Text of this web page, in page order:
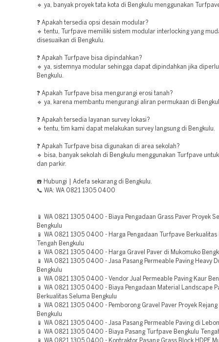
🔹 ya, banyak proyek tata kota di Bengkulu menggunakan
❓ Apakah tersedia opsi desain modular?
🔹 tentu, Turfpave memiliki sistem modular interlocking yang
disesuaikan di Bengkulu.
❓ Apakah Turfpave bisa dipindahkan?
🔹 ya, sistemnya modular sehingga dapat dipindahkan jika
Bengkulu.
❓ Apakah Turfpave bisa mengurangi erosi tanah?
🔹 ya, karena membantu mengurangi aliran permukaan di
❓ Apakah tersedia layanan survey lokasi?
🔹 tentu, tim kami dapat melakukan survey langsung di Bengkulu.
❓ Apakah Turfpave bisa digunakan di area sekolah?
🔹 bisa, banyak sekolah di Bengkulu menggunakan Turfpave
dan parkir.
☎️ Hubungi | Adefa sekarang di Bengkulu.
📞 WA: WA 0821 1305 0400
📱 WA 0821 1305 0400 - Biaya Pengadaan Grass Paver Proyek
Bengkulu
📱 WA 0821 1305 0400 - Harga Pengadaan Turfpave Berkualitas
Tengah Bengkulu
📱 WA 0821 1305 0400 - Harga Gravel Paver di Mukomuko
📱 WA 0821 1305 0400 - Jasa Pasang Permeable Paving Heavy
Bengkulu
📱 WA 0821 1305 0400 - Vendor Jual Permeable Paving Kaur
📱 WA 0821 1305 0400 - Biaya Pengadaan Material Landscape
Berkualitas Seluma Bengkulu
📱 WA 0821 1305 0400 - Pemborong Gravel Paver Proyek
Bengkulu
📱 WA 0821 1305 0400 - Jasa Pasang Permeable Paving di
📱 WA 0821 1305 0400 - Biaya Pasang Turfpave Bengkulu
📱 WA 0821 1305 0400 - Kontraktor Pasang Grass Block HDPE